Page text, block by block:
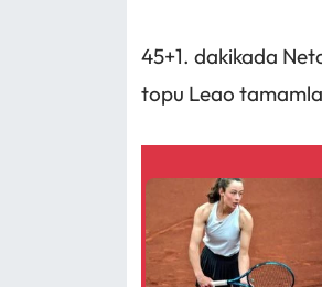
45+1. dakikada
topu Leao